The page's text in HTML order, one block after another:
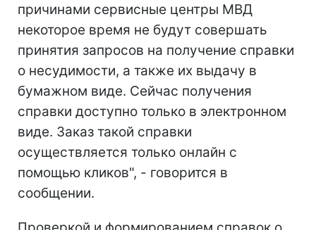
причинами сервисные центры МВД
некоторое время не будут совершать
принятия запросов на получение справки
о несудимости, а также их выдачу в
бумажном виде. Сейчас получения
справки доступно только в электронном
виде. Заказ такой справки
осуществляется только онлайн с
помощью кликов", - говорится в
сообщении.